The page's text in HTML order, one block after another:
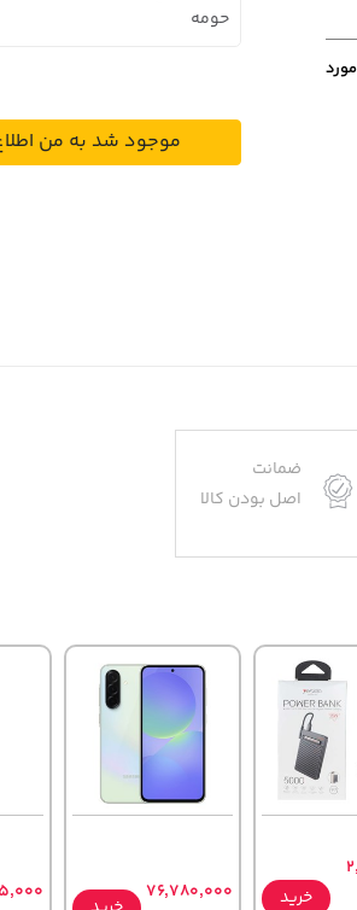
حومه
موجود شد به من
ضمانت
اصل بودن کالا
خرید
76,780,000